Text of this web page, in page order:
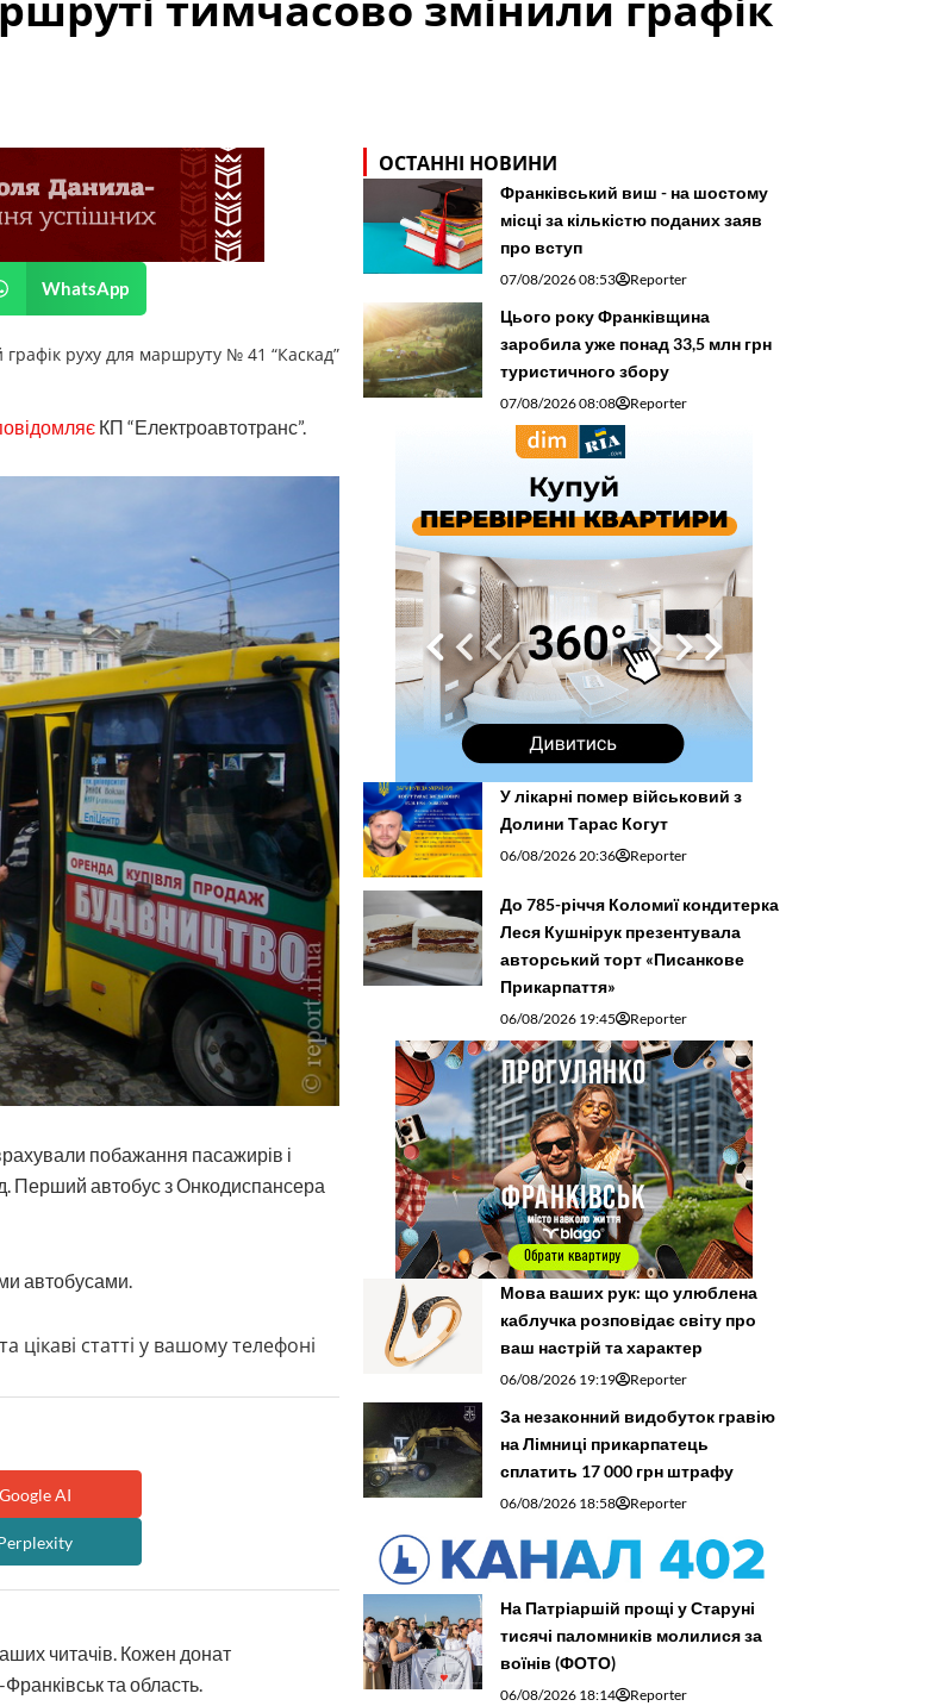
WhatsApp
руху для маршруту № 41 “Каскад”
КП “Електроавтотранс”.
побажання пасажирів і
Перший автобус з Онкодиспансера
автобусами.
цікаві статті у вашому телефоні
Google AI
читачів. Кожен донат
та область.
ОСТАННІ НОВИНИ
Франківський виш - на шостому
місці за кількістю поданих заяв
про вступ
07/08/2026 08:53 Reporter
Цього року Франківщина
заробила уже понад 33,5 млн грн
туристичного збору
07/08/2026 08:08 Reporter
У лікарні помер військовий з
Долини Тарас Когут
06/08/2026 20:36 Reporter
До 785-річчя Коломиї кондитерка
Леся Кушнірук презентувала
авторський торт «Писанкове
Прикарпаття»
06/08/2026 19:45 Reporter
Мова ваших рук: що улюблена
каблучка розповідає світу про
ваш настрій та характер
06/08/2026 19:19 Reporter
За незаконний видобуток гравію
на Лімниці прикарпатець
сплатить 17 000 грн штрафу
06/08/2026 18:58 Reporter
На Патріаршій прощі у Старуні
тисячі паломників молилися за
воїнів (ФОТО)
06/08/2026 18:14 Reporter